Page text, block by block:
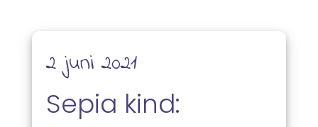
2 juni 2021
Sepia kind: